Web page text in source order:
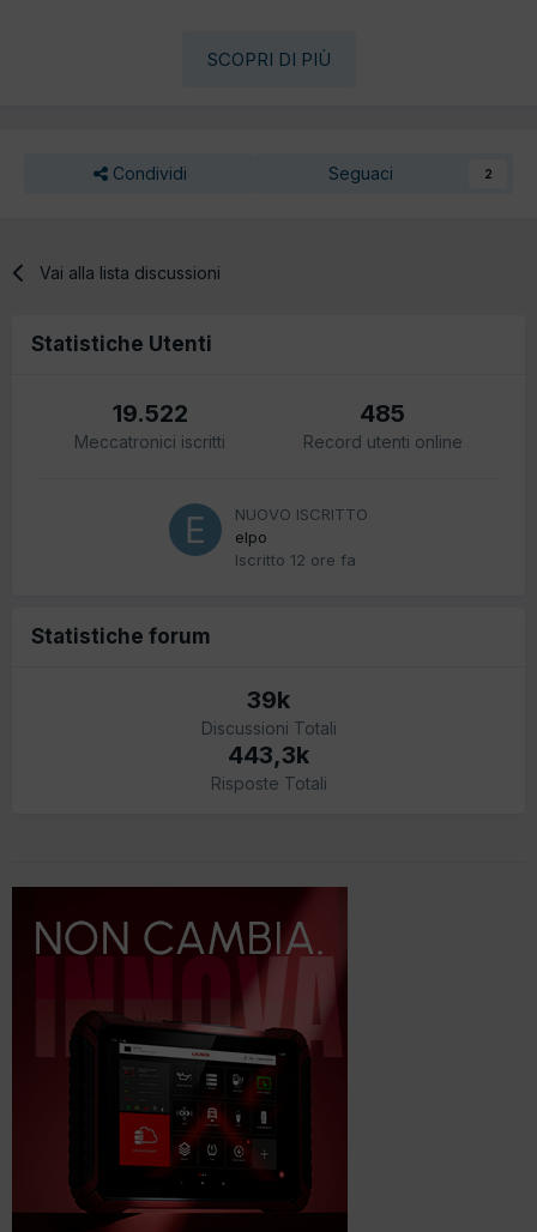
SCOPRI DI PIÙ
Condividi Seguaci 2
Vai alla lista discussioni
Statistiche Utenti
19.522
Meccatronici iscritti
485
Record utenti online
NUOVO ISCRITTO
elpo
Iscritto 12 ore fa
Statistiche forum
39k
Discussioni Totali
443,3k
Risposte Totali